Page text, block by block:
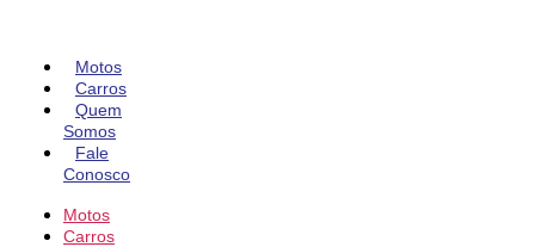
conteúdo
Motos
Carros
Quem
Somos
Fale
Conosco
Motos
Carros